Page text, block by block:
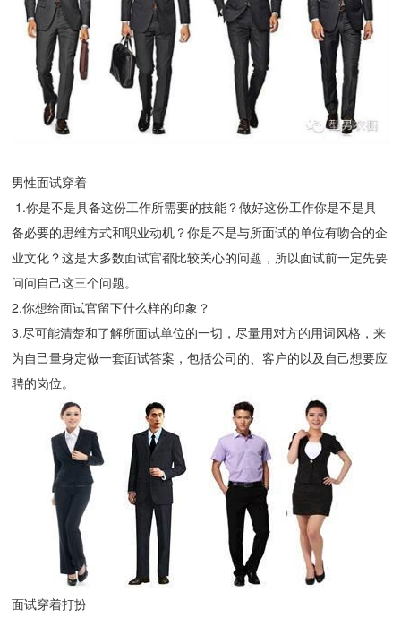
男性面试穿着
1.你是不是具备这份工作所需要的技能？做好这份工作你是不是具
备必要的思维方式和职业动机？你是不是与所面试的单位有吻合的企
业文化？这是大多数面试官都比较关心的问题，所以面试前一定先要
问问自己这三个问题。
2.你想给面试官留下什么样的印象？
3.尽可能清楚和了解所面试单位的一切，尽量用对方的用词风格，来
为自己量身定做一套面试答案，包括公司的、客户的以及自己想要应
聘的岗位。
面试穿着打扮